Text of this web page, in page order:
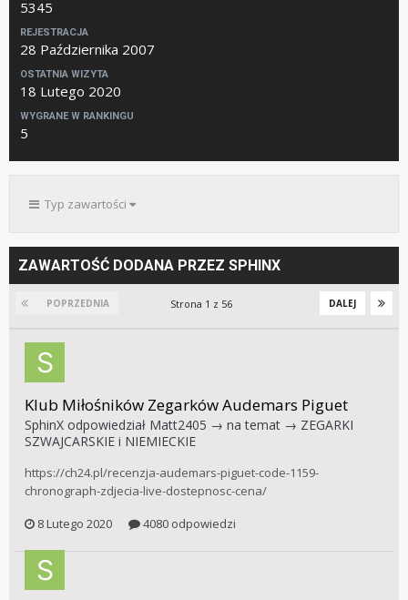
5345
REJESTRACJA
28 Października 2007
OSTATNIA WIZYTA
18 Lutego 2020
WYGRANE W RANKINGU
5
Typ zawartości
ZAWARTOŚĆ DODANA PRZEZ SPHINX
POPRZEDNIA DALEJ
Strona 1 z 56
Klub Miłośników Zegarków Audemars Piguet
SphinX odpowiedział Matt2405 → na temat → ZEGARKI
SZWAJCARSKIE i NIEMIECKIE
https://ch24.pl/recenzja-audemars-piguet-code-1159-
chronograph-zdjecia-live-dostepnosc-cena/
8 Lutego 2020
4080 odpowiedzi